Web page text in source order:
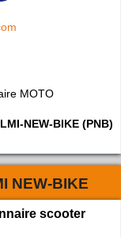
MOTO
NEW-BIKE (PNB)
NEW-BIKE
scooter